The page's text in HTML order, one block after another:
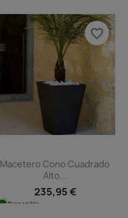
Macetero Cono Cuadrado
Alto...
235,95 €
Disponible
favorite_border